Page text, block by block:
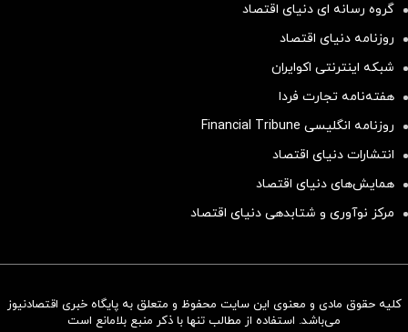
سرمایه‌گذاری همسنگ با شاخص
گروه رسانه ای دنیای اقتصاد
روزنامه دنیای اقتصاد
شبکه اینترنتی اکوایران
هفته‌نامه تجارت فردا
روزنامه انگلیسی Financial Tribune
انتشارات دنیای اقتصاد
همایش‌های دنیای اقتصاد
مرکز نوآوری و شتابدهی دنیای اقتصاد
کلیه حقوق مادی و معنوی این سایت محفوظ و متعلق به پایگاه خبری اقتصادنیوز
می‌باشد. استفاده از مطالب تنها با ذکر منبع بلامانع است